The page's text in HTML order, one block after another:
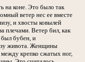
на коне. Это было так
ветер нес ее вместе
и хвосты ковылей
плечами. Ветер бил, как
был бубен, и
живота. Женщины
между крепко сжатых ног,